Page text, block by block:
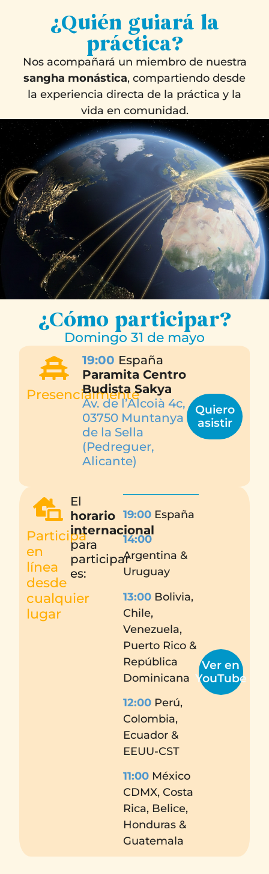
¿Quién guiará la
práctica?
Nos acompañará un miembro de nuestra
sangha monástica, compartiendo desde
la experiencia directa de la práctica y la
vida en comunidad.
¿Cómo participar?
Domingo 31 de mayo
Presencialmente
19:00 España
Paramita Centro
Budista Sakya
Av. de l’Alcoià 4c,
03750 Muntanya
de la Sella
(Pedreguer,
Alicante)
Quiero
asistir
Participa
en
línea
desde
cualquier
lugar
El
horario
internacional
para
participar
es:
19:00 España
14:00
Argentina &
Uruguay
13:00 Bolivia,
Chile,
Venezuela,
Puerto Rico &
República
Dominicana
12:00 Perú,
Colombia,
Ecuador &
EEUU-CST
11:00 México
CDMX, Costa
Rica, Belice,
Honduras &
Guatemala
Ver en
YouTube